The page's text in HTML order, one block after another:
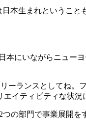
本生まれということ
本にいながらニュー
ーランスとしてね。
エイティビティな状況
2つの部門で事業展開を